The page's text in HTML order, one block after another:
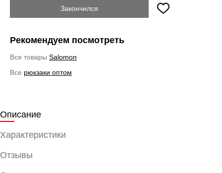
Закончился
Рекомендуем посмотреть
Все товары Salomon
Все рюкзаки оптом
Описание
Характеристики
Отзывы